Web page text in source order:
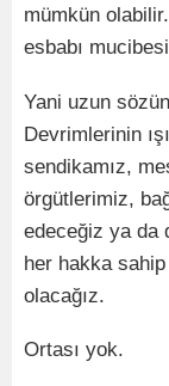
mümkün
esbabı
Yani uzun
Devrimlerinin
sendikamız,
örgütlerimiz,
edeceğiz ya da
her hakka sahip
olacağız.
Ortası yok.